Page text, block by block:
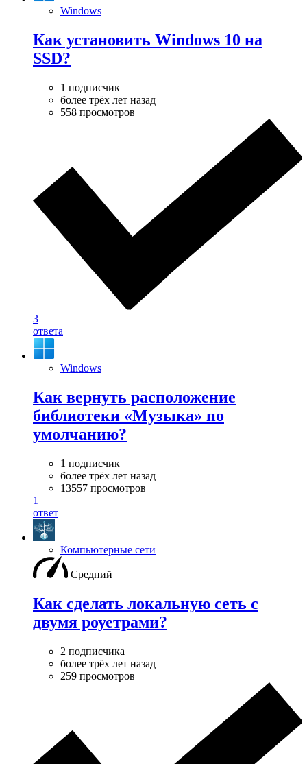
Windows
Как установить Windows 10 на
SSD?
1 подписчик
более трёх лет назад
558 просмотров
3
ответа
Windows
Как вернуть расположение
библиотеки «Музыка» по
умолчанию?
1 подписчик
более трёх лет назад
13557 просмотров
1
ответ
Компьютерные сети
Средний
Как сделать локальную сеть с
двумя роуетрами?
2 подписчика
более трёх лет назад
259 просмотров